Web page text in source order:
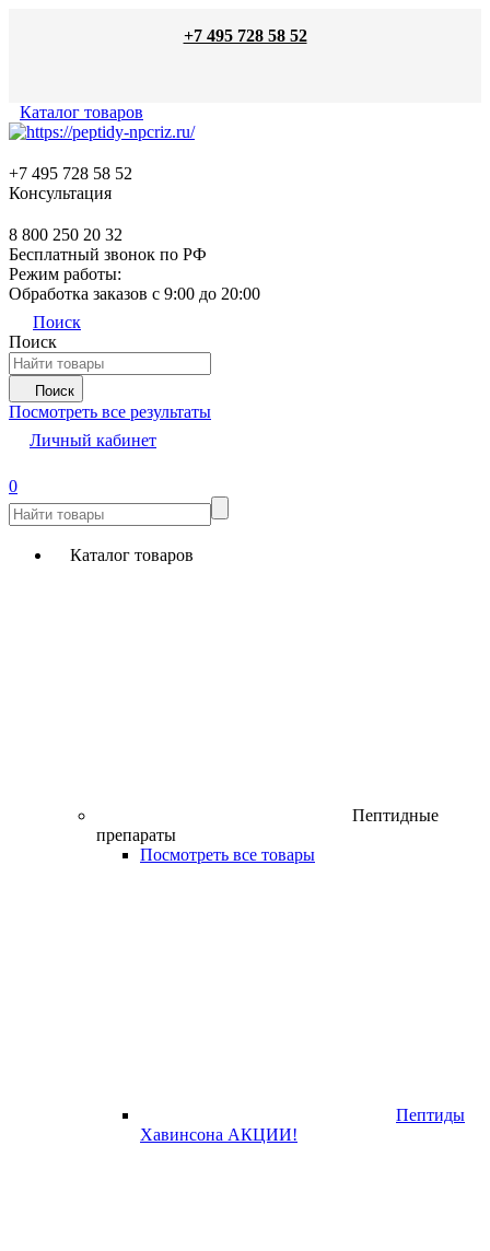
+7 495 728 58 52
Каталог товаров
+7 495 728 58 52
Консультация
8 800 250 20 32
Бесплатный звонок по РФ
Режим работы:
Обработка заказов с 9:00 до 20:00
Поиск
Поиск
Поиск
Посмотреть все результаты
Личный кабинет
0
Каталог товаров
Пептидные
препараты
Посмотреть все товары
Пептиды
Хавинсона АКЦИИ!